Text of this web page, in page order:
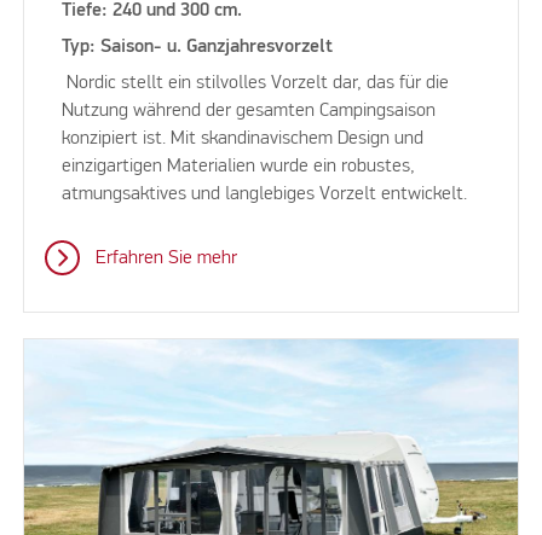
Tiefe: 240 und 300 cm.
Typ: Saison- u. Ganzjahresvorzelt
Nordic stellt ein stilvolles Vorzelt dar, das für die
Nutzung während der gesamten Campingsaison
konzipiert ist. Mit skandinavischem Design und
einzigartigen Materialien wurde ein robustes,
atmungsaktives und langlebiges Vorzelt entwickelt.
Erfahren Sie mehr